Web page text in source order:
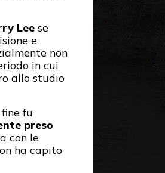
Lee se
e
non
in cui
allo studio
fu
preso
con le
ha capito